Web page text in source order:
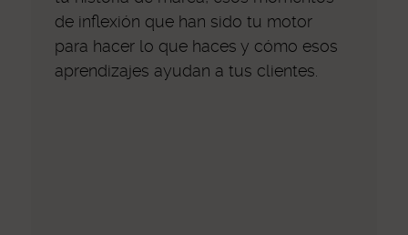
de inflexión que han sido tu motor
para hacer lo que haces y cómo esos
aprendizajes ayudan a tus clientes.